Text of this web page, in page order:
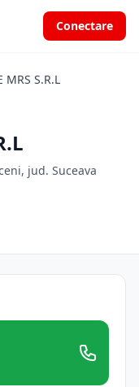
Conectare
MRS S.R.L
jud. Suceava